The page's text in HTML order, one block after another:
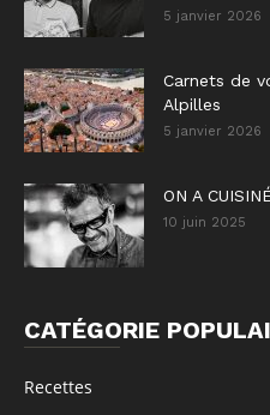
5 janvier 2026
Carnets de
Alpilles
5 janvier 2026
ON A
10 juin 2025
CATÉGORIE
Recettes